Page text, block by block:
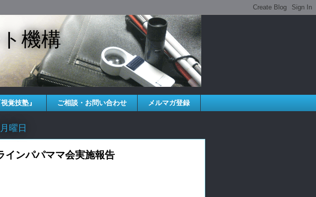
機構
覚技塾』 ご相談・お問い合わせ メルマガ登録
曜日
インパパママ会実施報告